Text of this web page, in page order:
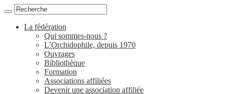
La fédération
Qui sommes-nous ?
L’Orchidophile, depuis 1970
Ouvrages
Bibliothèque
Formation
Associations affiliées
Devenir une association affiliée